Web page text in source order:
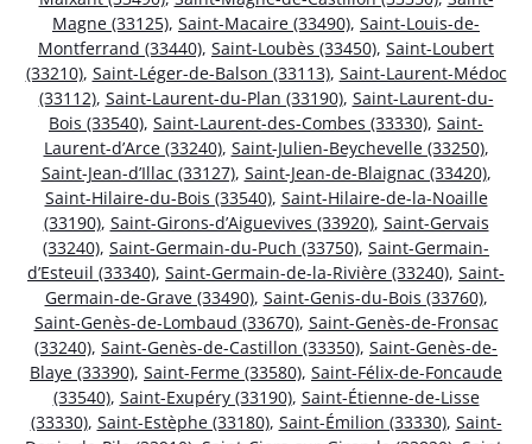
Magne (33125), Saint-Macaire (33490), Saint-Louis-de-
Montferrand (33440), Saint-Loubès (33450), Saint-Loubert
(33210), Saint-Léger-de-Balson (33113), Saint-Laurent-Médoc
(33112), Saint-Laurent-du-Plan (33190), Saint-Laurent-du-
Bois (33540), Saint-Laurent-des-Combes (33330), Saint-
Laurent-d’Arce (33240), Saint-Julien-Beychevelle (33250),
Saint-Jean-d’Illac (33127), Saint-Jean-de-Blaignac (33420),
Saint-Hilaire-du-Bois (33540), Saint-Hilaire-de-la-Noaille
(33190), Saint-Girons-d’Aiguevives (33920), Saint-Gervais
(33240), Saint-Germain-du-Puch (33750), Saint-Germain-
d’Esteuil (33340), Saint-Germain-de-la-Rivière (33240), Saint-
Germain-de-Grave (33490), Saint-Genis-du-Bois (33760),
Saint-Genès-de-Lombaud (33670), Saint-Genès-de-Fronsac
(33240), Saint-Genès-de-Castillon (33350), Saint-Genès-de-
Blaye (33390), Saint-Ferme (33580), Saint-Félix-de-Foncaude
(33540), Saint-Exupéry (33190), Saint-Étienne-de-Lisse
(33330), Saint-Estèphe (33180), Saint-Émilion (33330), Saint-